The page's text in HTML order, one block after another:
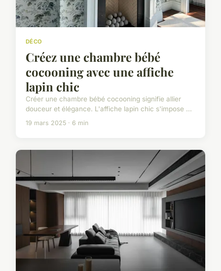
DÉCO
Créez une chambre bébé
cocooning avec une affiche
lapin chic
Créer une chambre bébé cocooning signifie allier
douceur et élégance. L'affiche lapin chic s'impose ...
19 mars 2025 · 6 min